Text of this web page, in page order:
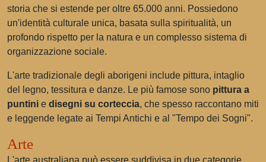
storia che si estende per oltre 65.000 anni. Possiedono
un'identità culturale unica, basata sulla spiritualità, un
profondo rispetto per la natura e un complesso sistema di
organizzazione sociale.
L'arte tradizionale degli aborigeni include pittura, intaglio
del legno, tessitura e danze. Le più famose sono pittura a
puntini e disegni su corteccia, che spesso raccontano miti
e leggende legate ai Tempi Antichi e al "Tempo dei Sogni".
Arte
L'arte australiana può essere suddivisa in due categorie